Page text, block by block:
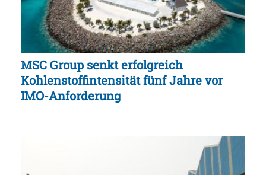
MSC Group senkt erfolgreich
Kohlenstoffintensität fünf Jahre vor
IMO-Anforderung